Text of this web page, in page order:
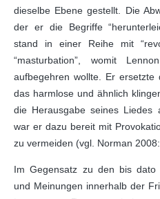
dieselbe Ebene gestellt. Die
der er die Begriffe
stand in einer Reihe mit
“masturbation”, womit
aufbegehren wollte. Er
das harmlose und ähnlich
die Herausgabe seines Liedes
war er dazu bereit mit
zu vermeiden (vgl. Norman 2008:
Im Gegensatz zu den bis dato
und Meinungen innerhalb der